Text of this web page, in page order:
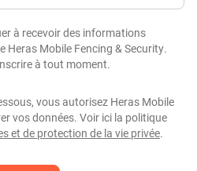
à recevoir des informations
Heras Mobile Fencing & Security.
à tout moment.
vous autorisez Heras Mobile
vos données. Voir ici la politique
et de protection de la vie privée.